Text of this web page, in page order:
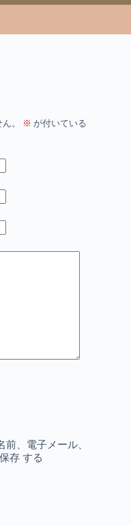
。 ※ が付いている
、電子メール、
存 する